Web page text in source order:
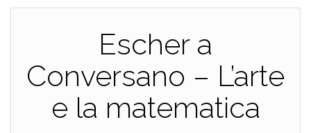
Escher a
Conversano – L’arte
e la matematica